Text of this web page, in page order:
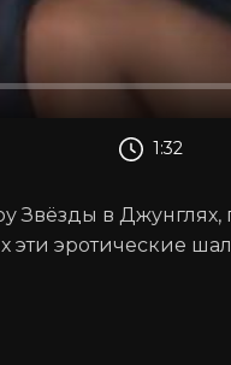
1:32
Звёзды в
эти эротические